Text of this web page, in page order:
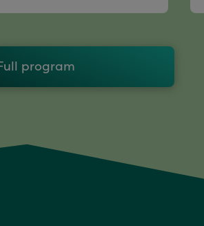
program